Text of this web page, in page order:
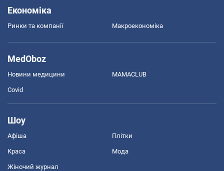
Економіка
Ринки та компанії Макроекономіка
MedOboz
Новини медицини MAMACLUB
Covid
Шоу
Афіша Плітки
Краса Мода
Жіночий журнал